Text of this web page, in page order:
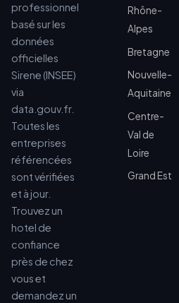
professionnel
basé sur les
données
officielles
Sirene (INSEE)
via
data.gouv.fr.
Toutes les
entreprises
référencées
sont vérifiées
et à jour.
Trouvez un
hotel de
confiance
près de chez
vous et
demandez un
Rhône-
Alpes
Bretagne
Nouvelle-
Aquitaine
Centre-
Val de
Loire
Grand Est